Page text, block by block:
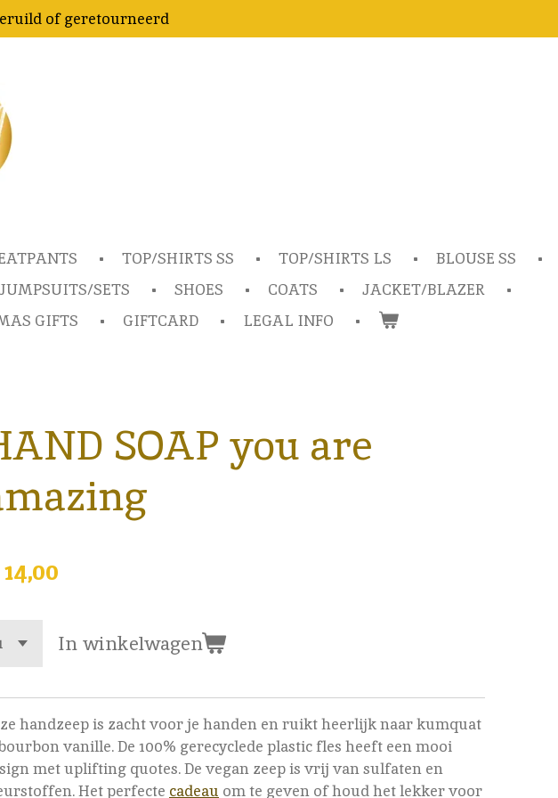
of geretourneerd
TOP/SHIRTS SS TOP/SHIRTS LS
BLOUSE SS
SETS SHOES COATS
JACKET/BLAZER
GIFTS GIFTCARD LEGAL INFO
SOAP you are
In winkelwagen
handzeep is zacht voor je handen en ruikt heerlijk naar kumquat
vanille. De 100% gerecyclede plastic fles heeft een mooi
met uplifting quotes. De vegan zeep is vrij van sulfaten en
Het perfecte cadeau om te geven of houd het lekker voor